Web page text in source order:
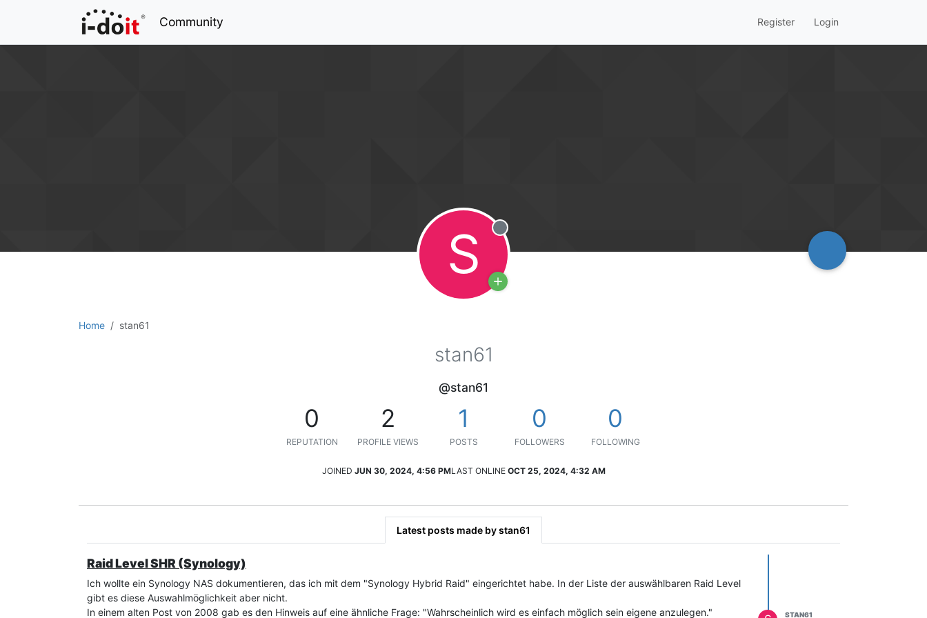
Community Register Login
S Offline
Home stan61
stan61
@stan61
0
REPUTATION
2
PROFILE VIEWS
1
POSTS
0
FOLLOWERS
0
FOLLOWING
JOINED JUN 30, 2024, 4:56 PMLAST ONLINE OCT 25, 2024, 4:32 AM
Latest posts made by stan61
Raid Level SHR (Synology)
Ich wollte ein Synology NAS dokumentieren, das ich mit dem "Synology Hybrid Raid" eingerichtet habe. In der Liste der auswählbaren Raid Level
gibt es diese Auswahlmöglichkeit aber nicht.
In einem alten Post von 2008 gab es den Hinweis auf eine ähnliche Frage: "Wahrscheinlich wird es einfach möglich sein eigene anzulegen."
STAN61